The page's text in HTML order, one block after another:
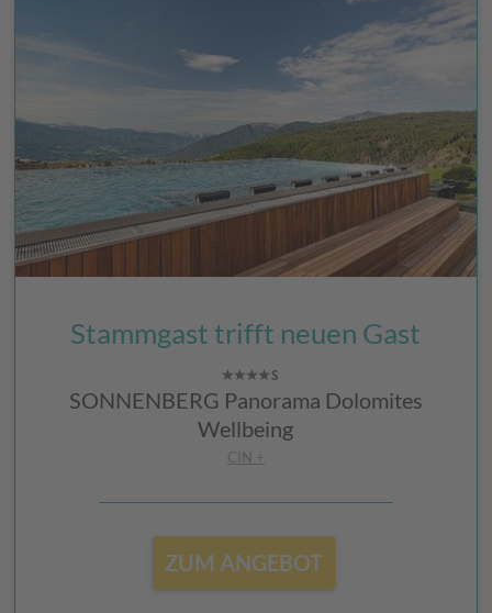
Stammgast trifft neuen Gast
SONNENBERG Panorama Dolomites
Wellbeing
CIN +
ZUM ANGEBOT